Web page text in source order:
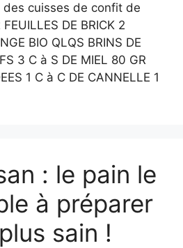
des cuisses de confit de
DE BRICK 2
BIO QLQS BRINS DE
3 C à S DE MIEL 80 GR
1 C à C DE CANNELLE 1
: le pain le
à préparer
sain !